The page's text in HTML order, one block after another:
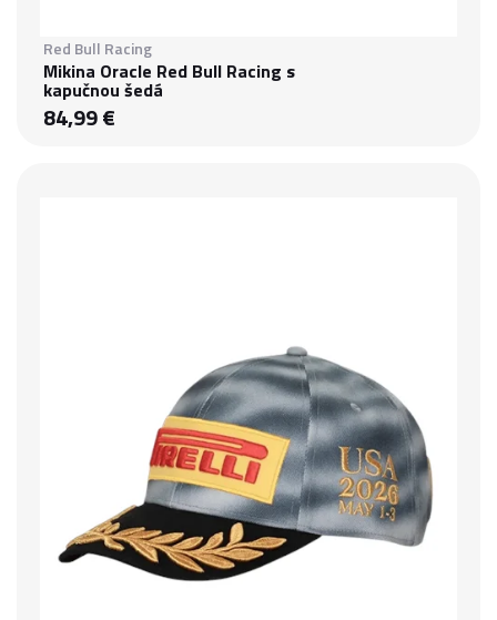
Red Bull Racing
Mikina Oracle Red Bull Racing s
kapučnou šedá
84,99 €